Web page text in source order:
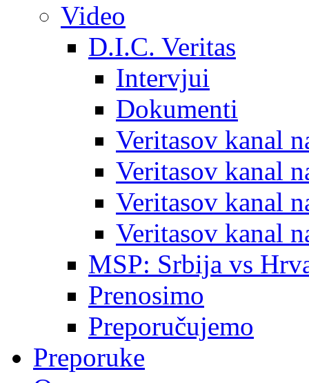
Video
D.I.C. Veritas
Intervjui
Dokumenti
Veritasov kanal
Veritasov kanal
Veritasov kanal
Veritasov kanal
MSP: Srbija vs
Prenosimo
Preporučujemo
Preporuke